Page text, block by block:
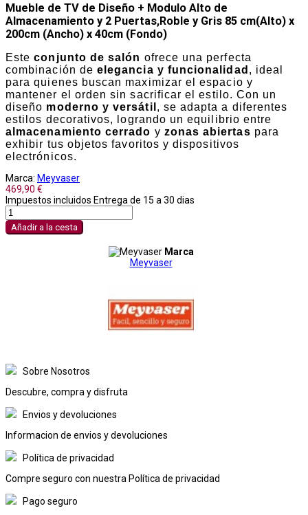
Mueble de TV de Diseño + Modulo Alto de
Almacenamiento y 2 Puertas,Roble y Gris 85 cm(Alto) x
200cm (Ancho) x 40cm (Fondo)
Esteconjunto de salón ofrece una perfecta
combinación de elegancia y funcionalidad , ideal
para quienes buscan maximizar el espacio y
mantener el orden sin sacrificar el estilo. Con un
diseño moderno y versátil , se adapta a diferentes
estilos decorativos, logrando un equilibrio entre
almacenamiento cerrado y zonas abiertas para
exhibir tus objetos favoritos y dispositivos
electrónicos.
Marca: Meyvaser
469,90 €
Impuestos incluidos Entrega de 15 a 30 dias
Añadir a la cesta
Marca
Meyvaser
Sobre Nosotros
Descubre, compra y disfruta
Envios y devoluciones
Informacion de envios y devoluciones
Política de privacidad
Compre seguro con nuestra Política de privacidad
Pago seguro